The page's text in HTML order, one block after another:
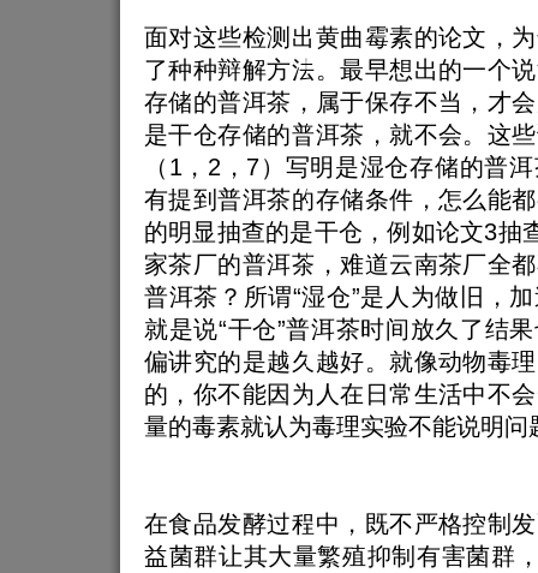
面对这些检测出黄曲霉素的论文，
了种种辩解方法。最早想出的一个
存储的普洱茶，属于保存不当，才
是干仓存储的普洱茶，就不会。这
（1，2，7）写明是湿仓存储的普
有提到普洱茶的存储条件，怎么能
的明显抽查的是干仓，例如论文3抽
家茶厂的普洱茶，难道云南茶厂全
普洱茶？所谓“湿仓”是人为做旧，
就是说“干仓”普洱茶时间放久了结
偏讲究的是越久越好。就像动物毒
的，你不能因为人在日常生活中不
量的毒素就认为毒理实验不能说明问
在食品发酵过程中，既不严格控制
益菌群让其大量繁殖抑制有害菌群